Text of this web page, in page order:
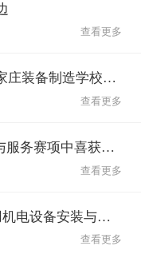
查看更多
“颜值”提高，“装备”升级 ——石家庄装备制造学校展新颜
查看更多
我校在市级技能大赛物联网应用与服务赛项中喜获佳绩
查看更多
石家庄市中职学生技能竞赛 “通用机电设备安装与调试”赛项在石家庄装备制造学校举行
查看更多